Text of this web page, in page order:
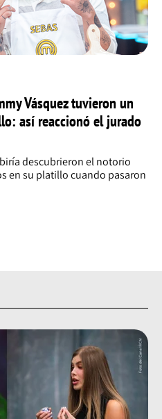
Vásquez tuvieron un
así reaccionó el jurado
descubrieron el notorio
en su platillo cuando pasaron